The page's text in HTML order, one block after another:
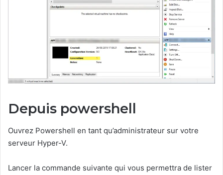
Depuis powershell
Ouvrez Powershell en tant qu’administrateur sur votre
serveur Hyper-V.
Lancer la commande suivante qui vous permettra de lister